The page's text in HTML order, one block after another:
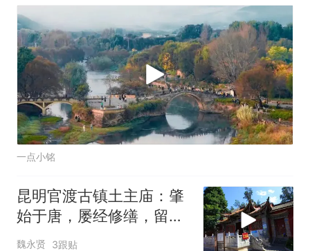
一点小铭
昆明官渡古镇土主庙：肇
始于唐，屡经修缮，留存
清代古建风貌
魏永贤 3跟贴